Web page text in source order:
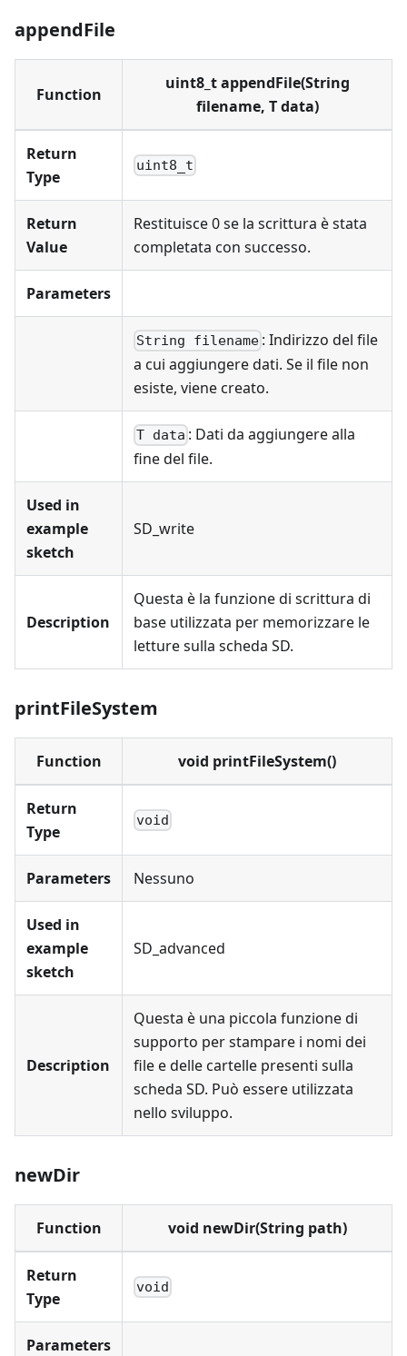
appendFile
Function
uint8_t appendFile(String
filename, T data)
Return
Type
uint8_t
Return
Value
Restituisce 0 se la scrittura è stata
completata con successo.
Parameters
String filename : Indirizzo del file
a cui aggiungere dati. Se il file non
esiste, viene creato.
T data : Dati da aggiungere alla
fine del file.
Used in
example
sketch
SD_write
Description
Questa è la funzione di scrittura di
base utilizzata per memorizzare le
letture sulla scheda SD.
printFileSystem
Function void printFileSystem()
Return
Type
void
Parameters Nessuno
Used in
example
sketch
SD_advanced
Description
Questa è una piccola funzione di
supporto per stampare i nomi dei
file e delle cartelle presenti sulla
scheda SD. Può essere utilizzata
nello sviluppo.
newDir
Function void newDir(String path)
Return
Type
void
Parameters